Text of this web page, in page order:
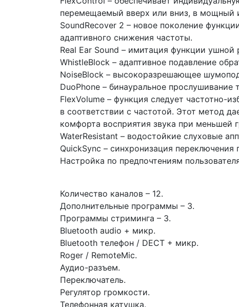
перемещаемый вверх или вниз, в мощный
SoundRecover 2 – новое поколение
адаптивного снижения частоты.
Real Ear Sound – имитация функции ушной
WhistleBlock – адаптивное подавление
NoiseBlock – высокоразрешающее
DuoPhone – бинауральное
FlexVolume – функция следует частотно-
в соответствии с частотой. Этот метод
комфорта восприятия звука при меньшей
WaterResistant – водостойкие слуховые
QuickSync – синхронизация
Настройка по предпочтениям
Количество каналов – 12.
Дополнительные программы – 3.
Программы стриминга – 3.
Bluetooth audio + микр.
Bluetooth телефон / DECT + микр.
Roger / RemoteMic.
Аудио-разъем.
Переключатель.
Регулятор громкости.
Телефонная катушка.